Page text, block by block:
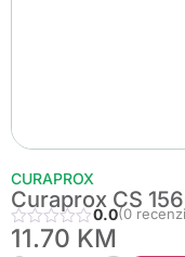
CURAPROX
Curaprox CS
0.0(0
11.70 KM